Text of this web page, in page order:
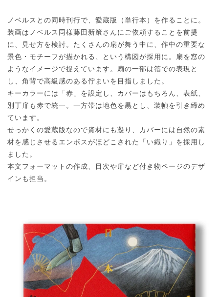
ノベルスとの同時刊行で、愛蔵版（単行本）を作ることに。
装画はノベルス同様藤田新策さんにご依頼することを前提
に、見せ方を検討。たくさんの扇が舞う中に、作中の重要な
景色・モチーフが描かれる、という構図が採用に。扇を窓の
ようなイメージで捉えています。扇の一部は箔での表現と
し、角背で高級感のある佇まいを目指しました。
キーカラーには「赤」を設定し、カバーはもちろん、表紙、
別丁扉も赤で統一。一方帯は地色を黒とし、装幀を引き締め
ています。
せっかくの愛蔵版なので資材にも凝り、カバーには自然の素
材を感じさせるエンボスがほどこされた「い織り」を採用し
ました。
本文フォーマットの作成、目次や扉など付き物ページのデザ
インも担当。